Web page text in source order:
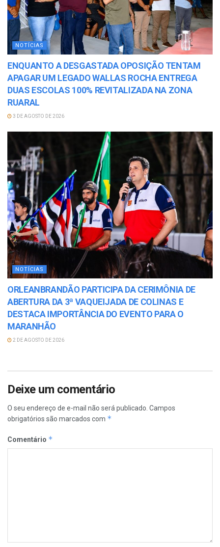
NOTÍCIAS
ENQUANTO A DESGASTADA OPOSIÇÃO TENTAM
APAGAR UM LEGADO WALLAS ROCHA ENTREGA
DUAS ESCOLAS 100% REVITALIZADA NA ZONA
RUARAL
3 DE AGOSTO DE 2026
NOTÍCIAS
ORLEANBRANDÃO PARTICIPA DA CERIMÔNIA DE
ABERTURA DA 3ª VAQUEIJADA DE COLINAS E
DESTACA IMPORTÂNCIA DO EVENTO PARA O
MARANHÃO
2 DE AGOSTO DE 2026
Deixe um comentário
O seu endereço de e-mail não será publicado. Campos
obrigatórios são marcados com *
Comentário *